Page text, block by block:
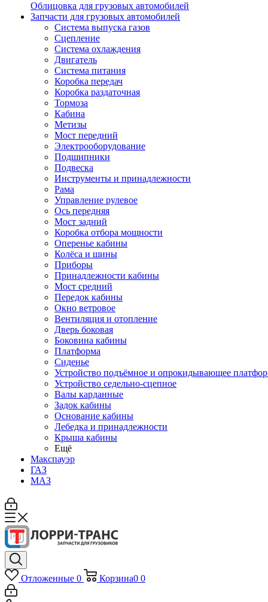
Облицовка для грузовых автомобилей
Запчасти для грузовых автомобилей
Система выпуска газов
Сцепление
Система охлаждения
Двигатель
Система питания
Коробка передач
Коробка раздаточная
Тормоза
Кабина
Метизы
Мост передний
Электрооборудование
Подшипники
Подвеска
Инструменты и принадлежности
Рама
Управление рулевое
Ось передняя
Мост задний
Коробка отбора мощности
Оперенье кабины
Колёса и шины
Приборы
Принадлежности кабины
Мост средний
Передок кабины
Окно ветровое
Вентиляция и отопление
Дверь боковая
Боковина кабины
Платформа
Сиденье
Устройство подъёмное и опрокидывающее
Устройство седельно-сцепное
Валы карданные
Задок кабины
Основание кабины
Лебедка и принадлежности
Крыша кабины
Ещё
Макспауэр
ГАЗ
МАЗ
Отложенные 0 Корзина0 0